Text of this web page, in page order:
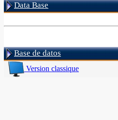
Data Base
Base de datos
Version classique